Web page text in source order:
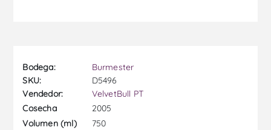
Bodega:
Burmester
SKU:
D5496
Vendedor:
VelvetBull PT
Cosecha
2005
Volumen (ml)
750